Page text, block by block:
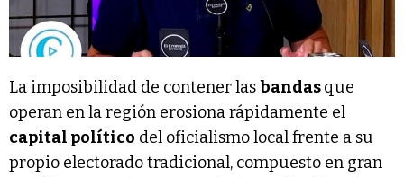
La imposibilidad de contener lasbandasque
operan en la región erosiona rápidamente el
capital político del oficialismo local frente a su
propio electorado tradicional, compuesto en gran